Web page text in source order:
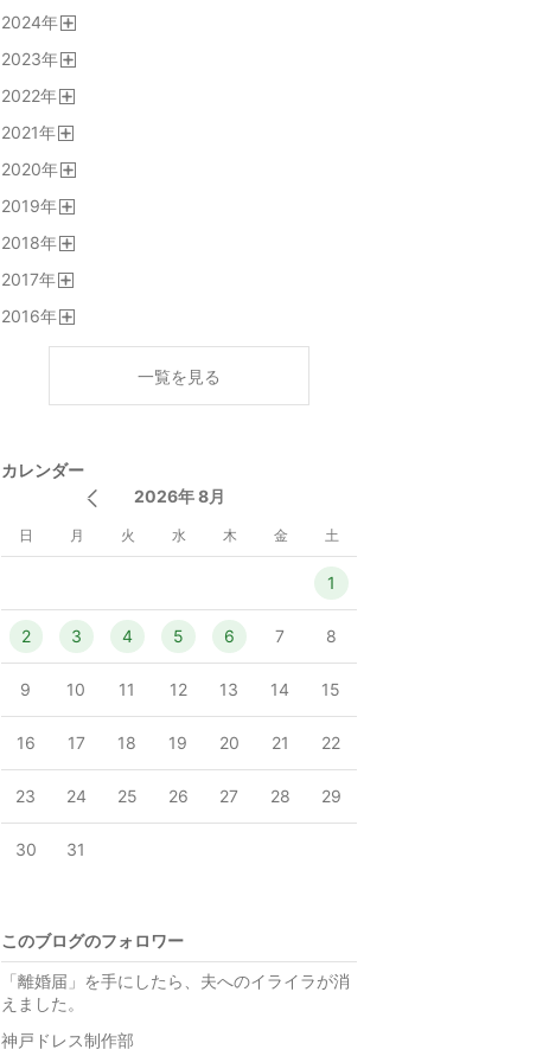
2024年
2023年
2022年
2021年
2020年
2019年
2018年
2017年
2016年
一覧を見る
カレンダー
2026年 8月
日 月 火 水 木 金 土
1
2 3 4 5 6 7 8
9 10 11 12 13 14 15
16 17 18 19 20 21 22
23 24 25 26 27 28 29
30 31
このブログのフォロワー
「離婚届」を手にしたら、夫へのイライラが消
えました。
神戸ドレス制作部